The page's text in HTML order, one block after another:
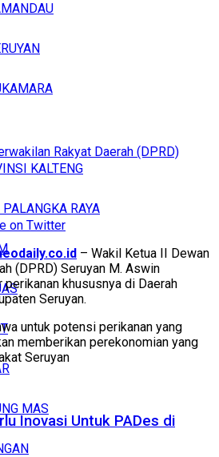
KALTENG
RAYA
MAS
Rakyat Daerah (DPRD)
on Twitter
– Wakil Ketua II Dewan
(DPRD) Seruyan M. Aswin
khususnya di Daerah
Seruyan.
untuk potensi perikanan yang
memberikan perekonomian yang
Seruyan
Inovasi Untuk PADes di